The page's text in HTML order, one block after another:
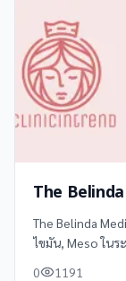
The
The Belinda
ไขมัน, Meso ในร
0 1191